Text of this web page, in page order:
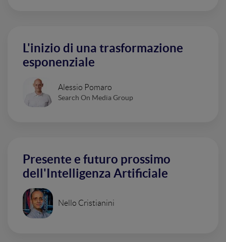
L'inizio di una trasformazione
esponenziale
Alessio Pomaro
Search On Media Group
Presente e futuro prossimo
dell'Intelligenza Artificiale
Nello Cristianini